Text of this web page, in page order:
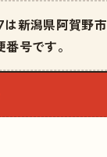
新潟県阿賀野
号です。